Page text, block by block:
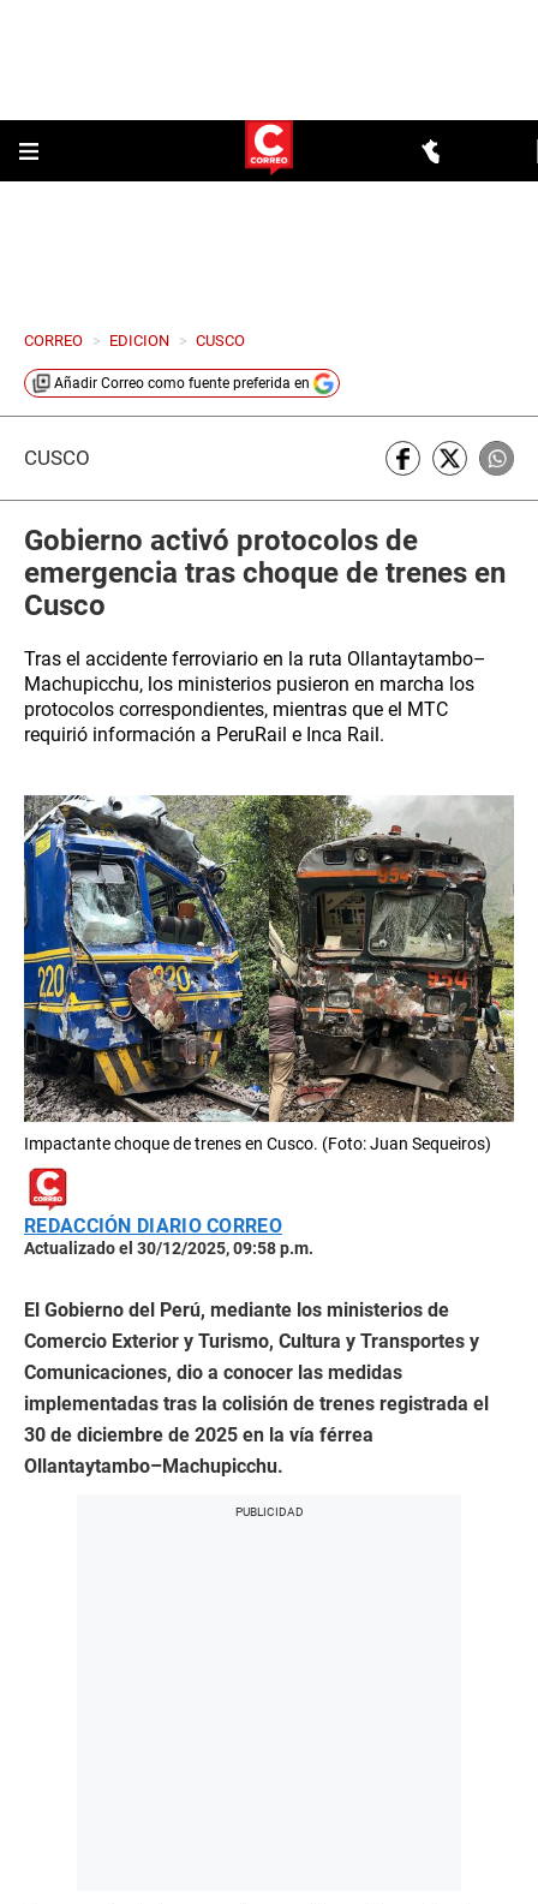
CORREO > EDICION > CUSCO
Añadir Correo como fuente preferida en
CUSCO
Gobierno activó protocolos de
emergencia tras choque de trenes en
Cusco
Tras el accidente ferroviario en la ruta Ollantaytambo–
Machupicchu, los ministerios pusieron en marcha los
protocolos correspondientes, mientras que el MTC
requirió información a PeruRail e Inca Rail.
Impactante choque de trenes en Cusco. (Foto: Juan Sequeiros)
REDACCIÓN DIARIO CORREO
Actualizado el 30/12/2025, 09:58 p.m.
El Gobierno del Perú, mediante los ministerios de
Comercio Exterior y Turismo, Cultura y Transportes y
Comunicaciones, dio a conocer las medidas
implementadas tras la colisión de trenes registrada el
30 de diciembre de 2025 en la vía férrea
Ollantaytambo–Machupicchu.